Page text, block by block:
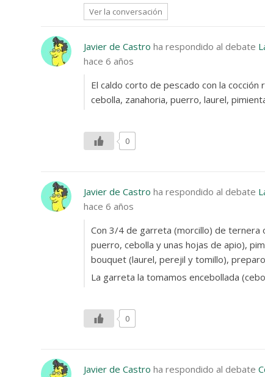
Ver la conversación
Javier de Castro ha respondido al debate
hace 6 años
El caldo corto de pescado con la
cebolla, zanahoria, puerro, laurel,
0
Javier de Castro ha respondido al debate
hace 6 años
Con 3/4 de garreta (morcillo) de ternera
puerro, cebolla y unas hojas de apio),
bouquet (laurel, perejil y tomillo),
La garreta la tomamos encebollada
0
Javier de Castro ha respondido al debate